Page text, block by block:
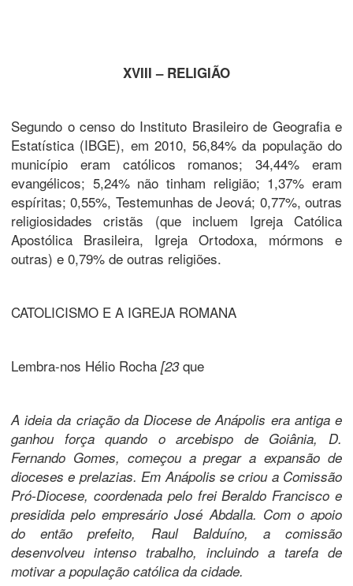
XVIII – RELIGIÃO
Segundo o censo do Instituto Brasileiro de Geografia e
Estatística (IBGE), em 2010, 56,84% da população do
município eram católicos romanos; 34,44% eram
evangélicos; 5,24% não tinham religião; 1,37% eram
espíritas; 0,55%, Testemunhas de Jeová; 0,77%, outras
religiosidades cristãs (que incluem Igreja Católica
Apostólica Brasileira, Igreja Ortodoxa, mórmons e
outras) e 0,79% de outras religiões.
CATOLICISMO E A IGREJA ROMANA
Lembra-nos Hélio Rocha [23que
A ideia da criação da Diocese de Anápolis era antiga e
ganhou força quando o arcebispo de Goiânia, D.
Fernando Gomes, começou a pregar a expansão de
dioceses e prelazias. Em Anápolis se criou a Comissão
Pró-Diocese, coordenada pelo frei Beraldo Francisco e
presidida pelo empresário José Abdalla. Com o apoio
do então prefeito, Raul Balduíno, a comissão
desenvolveu intenso trabalho, incluindo a tarefa de
motivar a população católica da cidade.